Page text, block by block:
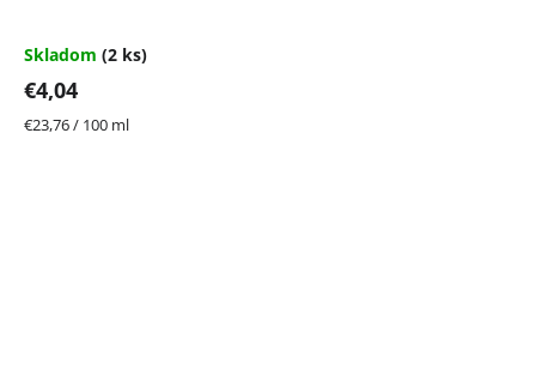
Skladom (2 ks)
€4,04
Jednotková
€23,76 / 100 ml